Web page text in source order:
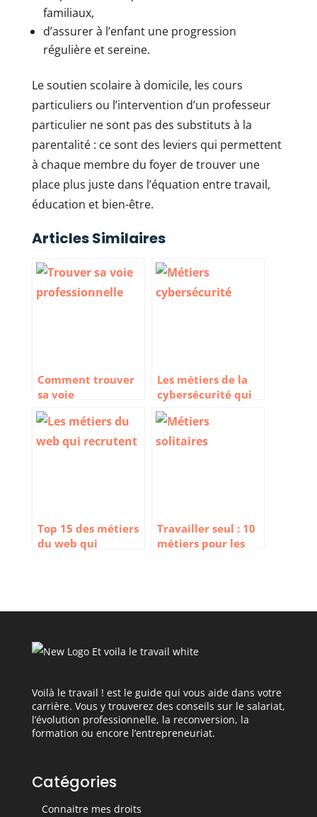
familiaux,
d’assurer à l’enfant une progression
régulière et sereine.
Le soutien scolaire à domicile, les cours
particuliers ou l’intervention d’un professeur
particulier ne sont pas des substituts à la
parentalité : ce sont des leviers qui permettent
à chaque membre du foyer de trouver une
place plus juste dans l’équation entre travail,
éducation et bien-être.
Articles Similaires
Comment trouver
sa voie
professionnelle ?
Les métiers de la
cybersécurité qui
recrutent
Top 15 des métiers
du web qui
Travailler seul : 10
métiers pour les
Voilà le travail ! est le guide qui vous aide dans votre
carrière. Vous y trouverez des conseils sur le salariat,
l’évolution professionnelle, la reconversion, la
formation ou encore l’entrepreneuriat.
Catégories
Connaitre mes droits